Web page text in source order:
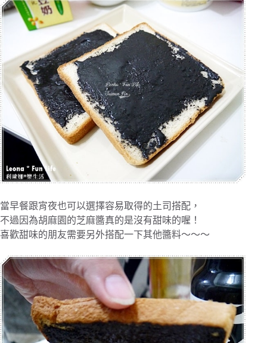
當早餐跟宵夜也可以選擇容易取得的土司搭配，
不過因為胡麻園的芝麻醬真的是沒有甜味的喔！
喜歡甜味的朋友需要另外搭配一下其他醬料～～～